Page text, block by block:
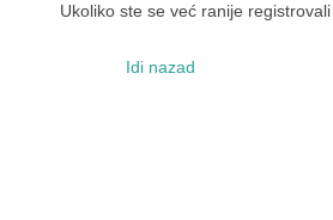
Ukoliko ste se već ranije
Idi nazad